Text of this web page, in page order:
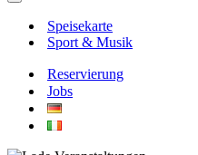
Navigationsmenü
Speisekarte
Sport & Musik
Reservierung
Jobs